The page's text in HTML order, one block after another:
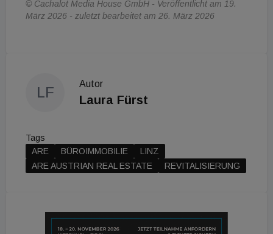
© Cachalot Media House GmbH - Veröffentlicht am 19.
März 2026 - zuletzt bearbeitet am 26. März 2026
LF
Autor
Laura Fürst
Tags
ARE
BÜROIMMOBILIE
LINZ
ARE AUSTRIAN REAL ESTATE
REVITALISIERUNG